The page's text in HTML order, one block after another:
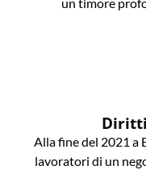
un timore
Alla fine del 2021 a
lavoratori di un